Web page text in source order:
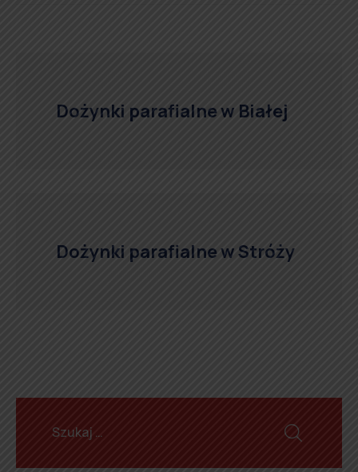
Dożynki parafialne w Białej
Dożynki parafialne w Stróży